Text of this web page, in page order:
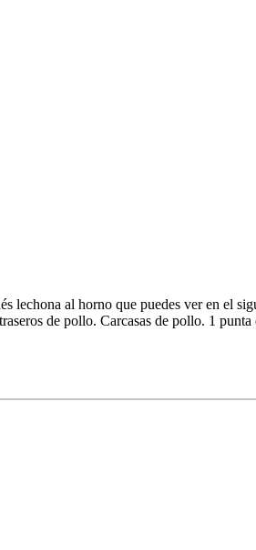
lechona al horno que puedes ver en el
de pollo. Carcasas de pollo. 1